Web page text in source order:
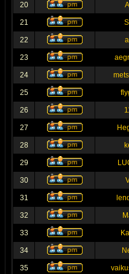
20
21
22
23
24
25
26
27
28
29
30
31
32
33
34
35